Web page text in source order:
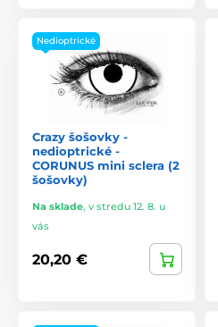
Nedioptrické
Crazy šošovky -
nedioptrické -
CORUNUS mini sclera (2
šošovky)
Na sklade, v stredu 12. 8. u
vás
20,20 €